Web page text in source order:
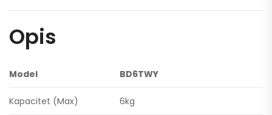
Opis
Model BD6TWY
Kapacitet (Max) 6kg